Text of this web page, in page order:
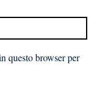
questo browser per